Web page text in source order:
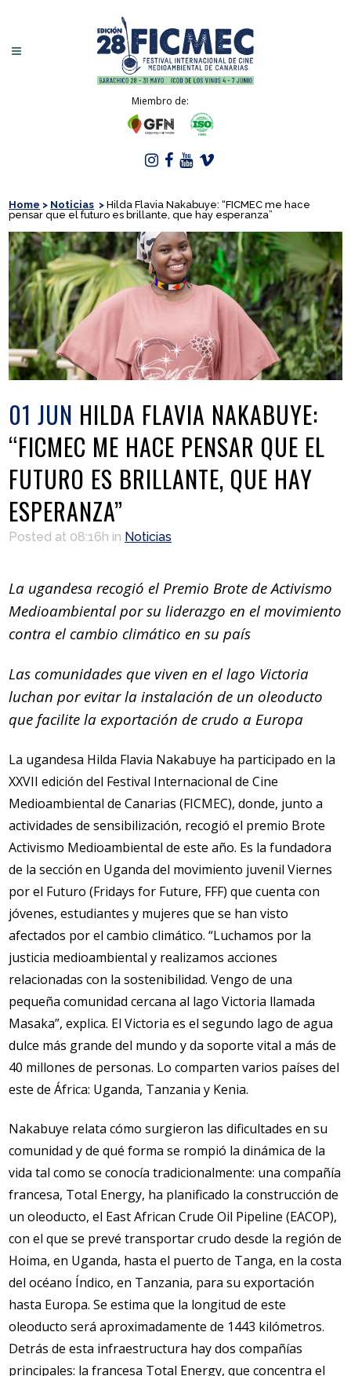
Miembro de:
Home > Noticias >Hilda Flavia Nakabuye: “FICMEC me hace
pensar que el futuro es brillante, que hay esperanza”
01 JUN HILDA FLAVIA NAKABUYE:
“FICMEC ME HACE PENSAR QUE EL
FUTURO ES BRILLANTE, QUE HAY
ESPERANZA”
Posted at 08:16h in Noticias
La ugandesa recogió el Premio Brote de Activismo
Medioambiental por su liderazgo en el movimiento
contra el cambio climático en su país
Las comunidades que viven en el lago Victoria
luchan por evitar la instalación de un oleoducto
que facilite la exportación de crudo a Europa
La ugandesa Hilda Flavia Nakabuye ha participado en la
XXVII edición del Festival Internacional de Cine
Medioambiental de Canarias (FICMEC), donde, junto a
actividades de sensibilización, recogió el premio Brote
Activismo Medioambiental de este año. Es la fundadora
de la sección en Uganda del movimiento juvenil Viernes
por el Futuro (Fridays for Future, FFF) que cuenta con
jóvenes, estudiantes y mujeres que se han visto
afectados por el cambio climático. “Luchamos por la
justicia medioambiental y realizamos acciones
relacionadas con la sostenibilidad. Vengo de una
pequeña comunidad cercana al lago Victoria llamada
Masaka”, explica. El Victoria es el segundo lago de agua
dulce más grande del mundo y da soporte vital a más de
40 millones de personas. Lo comparten varios países del
este de África: Uganda, Tanzania y Kenia.
Nakabuye relata cómo surgieron las dificultades en su
comunidad y de qué forma se rompió la dinámica de la
vida tal como se conocía tradicionalmente: una compañía
francesa, Total Energy, ha planificado la construcción de
un oleoducto, el East African Crude Oil Pipeline (EACOP),
con el que se prevé transportar crudo desde la región de
Hoima, en Uganda, hasta el puerto de Tanga, en la costa
del océano Índico, en Tanzania, para su exportación
hasta Europa. Se estima que la longitud de este
oleoducto será aproximadamente de 1443 kilómetros.
Detrás de esta infraestructura hay dos compañías
principales: la francesa Total Energy, que concentra el